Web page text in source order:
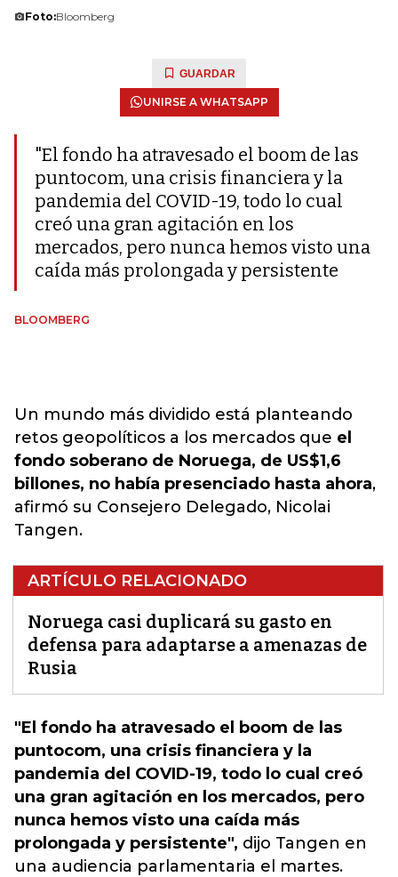
Foto:Bloomberg
GUARDAR
UNIRSE A WHATSAPP
"El fondo ha atravesado el boom de las
puntocom, una crisis financiera y la
pandemia del COVID-19, todo lo cual
creó una gran agitación en los
mercados, pero nunca hemos visto una
caída más prolongada y persistente
BLOOMBERG
Un mundo más dividido está planteando
retos geopolíticos a los mercados que el
fondo soberano de Noruega, de US$1,6
billones, no había presenciado hasta ahora,
afirmó su Consejero Delegado, Nicolai
Tangen.
ARTÍCULO RELACIONADO
Noruega casi duplicará su gasto en
defensa para adaptarse a amenazas de
Rusia
"El fondo ha atravesado el boom de las
puntocom, una crisis financiera y la
pandemia del COVID-19, todo lo cual creó
una gran agitación en los mercados, pero
nunca hemos visto una caída más
prolongada y persistente", dijo Tangen en
una audiencia parlamentaria el martes.